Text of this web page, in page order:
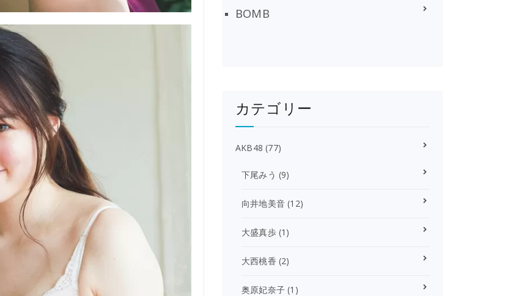
BOMB
カテゴリー
AKB48 (77)
下尾みう (9)
向井地美音 (12)
大盛真歩(1)
大西桃香 (2)
奥原妃奈子 (1)